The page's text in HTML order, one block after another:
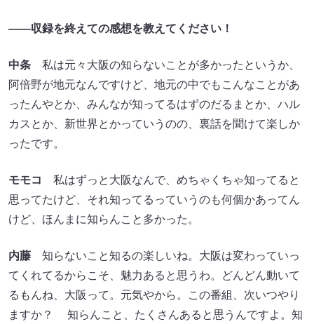
――収録を終えての感想を教えてください！
中条 私は元々大阪の知らないことが多かったというか、
阿倍野が地元なんですけど、地元の中でもこんなことがあ
ったんやとか、みんなが知ってるはずのだるまとか、ハル
カスとか、新世界とかっていうのの、裏話を聞けて楽しか
ったです。
モモコ
私はずっと大阪なんで、めちゃくちゃ知ってると
思ってたけど、それ知ってるっていうのも何個かあってん
けど、ほんまに知らんこと多かった。
内藤 知らないこと知るの楽しいね。大阪は変わっていっ
てくれてるからこそ、魅力あると思うわ。どんどん動いて
るもんね、大阪って。元気やから。この番組、次いつやり
ますか？ 知らんこと、たくさんあると思うんですよ。知